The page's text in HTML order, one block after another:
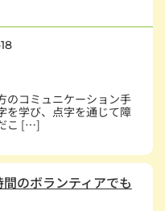
のコミュニケーション手
を学び、点字を通じて障
こ […]
のボランティアでも